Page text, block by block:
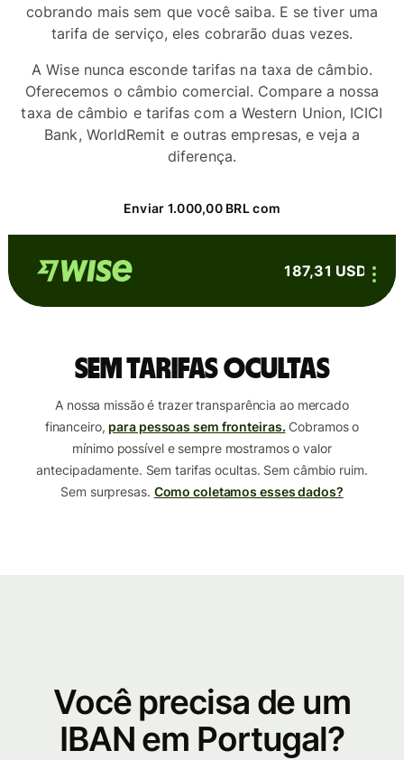
cobrando mais sem que você saiba. E se tiver uma
tarifa de serviço, eles cobrarão duas vezes.
A Wise nunca esconde tarifas na taxa de câmbio.
Oferecemos o câmbio comercial. Compare a nossa
taxa de câmbio e tarifas com a Western Union, ICICI
Bank, WorldRemit e outras empresas, e veja a
diferença.
Enviar 1.000,00 BRL com
187,31 USD
Sem tarifas ocultas
A nossa missão é trazer transparência ao mercado
financeiro, para pessoas sem fronteiras. Cobramos o
mínimo possível e sempre mostramos o valor
antecipadamente. Sem tarifas ocultas. Sem câmbio ruim.
Sem surpresas. Como coletamos esses dados?
Você precisa de um
IBAN em Portugal?